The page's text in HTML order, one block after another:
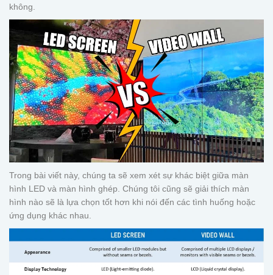
không.
Trong bài viết này, chúng ta sẽ xem xét sự khác biệt giữa màn
hình LED và màn hình ghép. Chúng tôi cũng sẽ giải thích màn
hình nào sẽ là lựa chọn tốt hơn khi nói đến các tình huống hoặc
ứng dụng khác nhau.